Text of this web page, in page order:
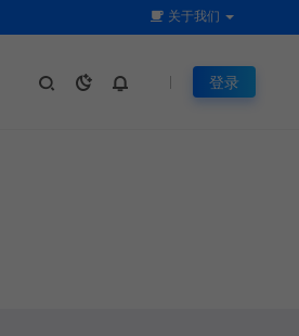
关于我们
登录